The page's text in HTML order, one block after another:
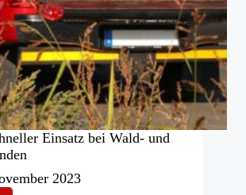
Einsatz bei Wald- und
2023